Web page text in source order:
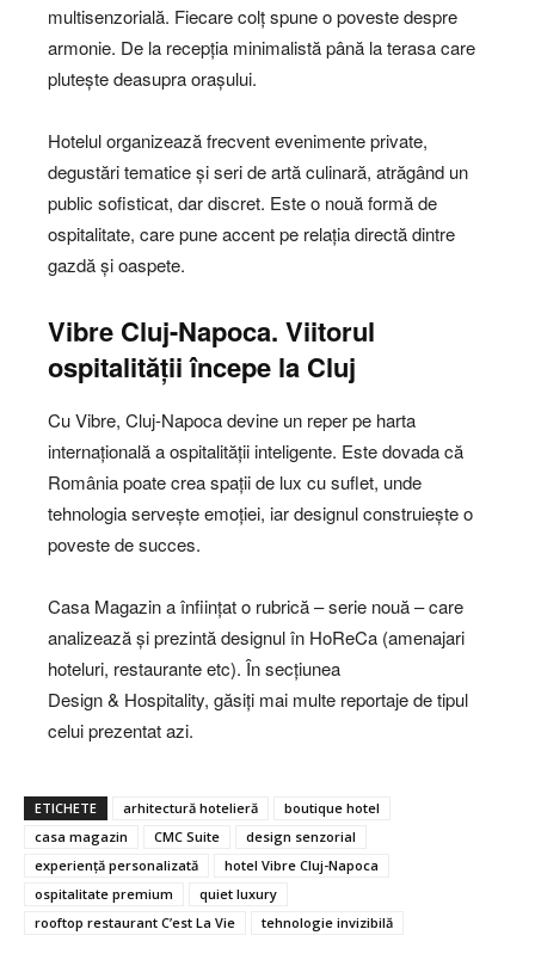
multisenzorială. Fiecare colț spune o poveste despre
armonie. De la recepția minimalistă până la terasa care
plutește deasupra orașului.
Hotelul organizează frecvent evenimente private,
degustări tematice și seri de artă culinară, atrăgând un
public sofisticat, dar discret. Este o nouă formă de
ospitalitate, care pune accent pe relația directă dintre
gazdă și oaspete.
Vibre Cluj-Napoca. Viitorul
ospitalității începe la Cluj
Cu Vibre, Cluj-Napoca devine un reper pe harta
internațională a ospitalității inteligente. Este dovada că
România poate crea spații de lux cu suflet, unde
tehnologia servește emoției, iar designul construiește o
poveste de succes.
Casa Magazin a înființat o rubrică – serie nouă – care
analizează și prezintă designul în HoReCa (amenajari
hoteluri, restaurante etc). În secțiunea
Design & Hospitality, găsiți mai multe reportaje de tipul
celui prezentat azi.
ETICHETE arhitectură hotelieră
boutique hotel
casa magazin
CMC Suite
design senzorial
experiență personalizată
hotel Vibre Cluj-Napoca
ospitalitate premium
quiet luxury
rooftop restaurant C’est La Vie
tehnologie invizibilă